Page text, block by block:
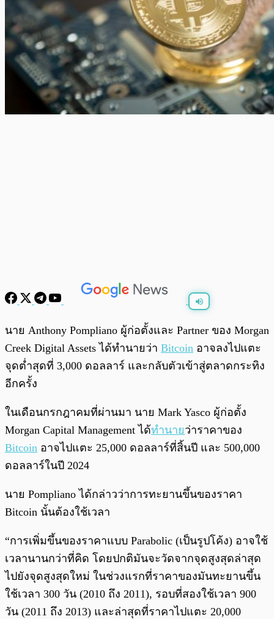
นาย Anthony Pompliano ผู้ก่อตั้งและ Partner ของ Morgan
Creek Digital Assets ได้ทำนายว่า Bitcoin อาจลงไปแตะ
จุดต่ำสุดที่ 3,000 ดอลลาร์ และกลับตัวเข้าสู่ตลาดกระทิง
อีกครั้ง
ในเดือนกรกฎาคมที่ผ่านมา นาย Mark Yasco ผู้ก่อตั้ง
Morgan Capital Management ได้ทำนายว่าราคาของ
Bitcoin อาจไปแตะ 25,000 ดอลลาร์ที่สิ้นปี และ 500,000
ดอลลาร์ในปี 2024
นาย Pompliano ได้กล่าวว่าการทะยานขึ้นของราคา
Bitcoin นั้นต้องใช้เวลา
“การเพิ่มขึ้นของราคาแบบ Parabolic (เป็นรูปโค้ง) อาจใช้
เวลานานกว่าที่คิด โดยปกติมันจะวัดจากจุดสูงสุดล่าสุด
ไปยังจุดสูงสุดใหม่ ในช่วงแรกที่ราคาของมันทะยานขึ้น
ใช้เวลา 300 วัน (2010 ถึง 2011), รอบที่สองใช้เวลา 900
วัน (2011 ถึง 2013) และล่าสุดที่ราคาไปแตะ 20,000